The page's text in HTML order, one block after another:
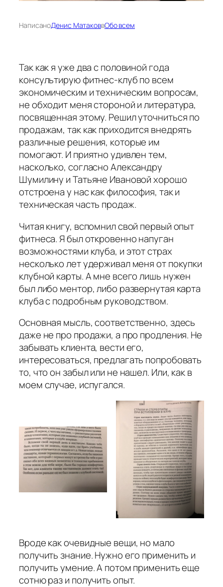
НаписаноДенис МатаковвОбо всем
Так как я уже два с половиной года
консультирую фитнес-клуб по всем
экономическим и техническим вопросам,
не обходит меня стороной и литература,
посвященная этому. Решил уточниться по
продажам, так как приходится внедрять
различные решения, которые им
помогают. И приятно удивлен тем,
насколько, согласно Александру
Шумилину и Татьяне Ивановой хорошо
отстроена у нас как философия, так и
техническая часть продаж.
Читая книгу, вспомнил свой первый опыт
фитнеса. Я был откровенно напуган
возможностями клуба, и этот страх
несколько лет удерживал меня от покупки
клубной карты. А мне всего лишь нужен
был либо ментор, либо развернутая карта
клуба с подробным руководством.
Основная мысль, соответственно, здесь
даже не про продажи, а про продления. Не
забывать клиента, вести его,
интересоваться, предлагать попробовать
то, что он забыл или не нашел. Или, как в
моем случае, испугался.
Вроде как очевидные вещи, но мало
получить знание. Нужно его применить и
получить умение. А потом применить еще
сотню раз и получить опыт.